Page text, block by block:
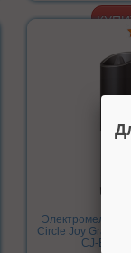
Circle Joy Gravity
CJ-EG03